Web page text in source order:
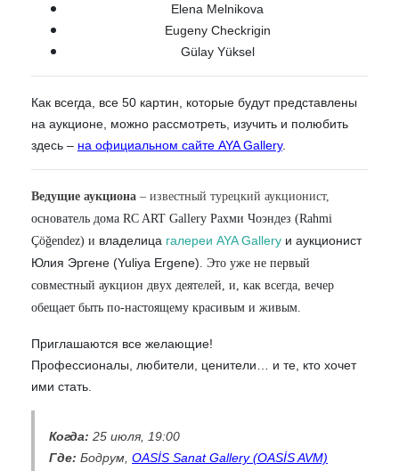
Elena Melnikova
Eugeny Checkrigin
Gülay Yüksel
Как всегда, все 50 картин, которые будут представлены
на аукционе, можно рассмотреть, изучить и полюбить
здесь – на официальном сайте AYA Gallery.
Ведущие аукциона – известный турецкий аукционист,
основатель дома RC ART Gallery Рахми Чоэндез (Rahmi
Çöğendez) и владелица галереи AYA Gallery и аукционист
Юлия Эргене (Yuliya Ergene). Это уже не первый
совместный аукцион двух деятелей, и, как всегда, вечер
обещает быть по-настоящему красивым и живым.
Приглашаются все желающие!
Профессионалы, любители, ценители… и те, кто хочет
ими стать.
Когда: 25 июля, 19:00
Где: Бодрум, OASİS Sanat Gallery (OASİS AVM)